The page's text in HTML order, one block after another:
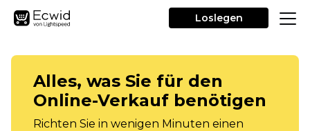
Loslegen
Alles, was Sie für den
Online-Verkauf benötigen
Richten Sie in wenigen Minuten einen